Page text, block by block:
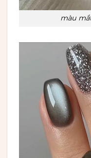
màu